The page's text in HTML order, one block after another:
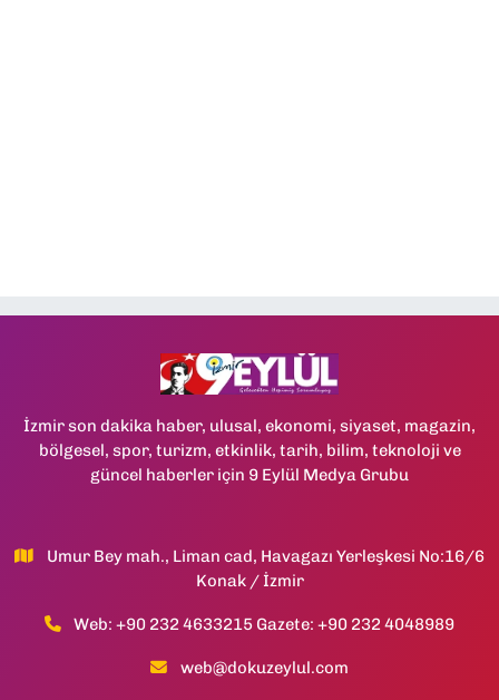
İzmir son dakika haber, ulusal, ekonomi, siyaset, magazin,
bölgesel, spor, turizm, etkinlik, tarih, bilim, teknoloji ve
güncel haberler için 9 Eylül Medya Grubu
Umur Bey mah., Liman cad, Havagazı Yerleşkesi No:16/6
Konak / İzmir
Web: +90 232 4633215 Gazete: +90 232 4048989
web@dokuzeylul.com